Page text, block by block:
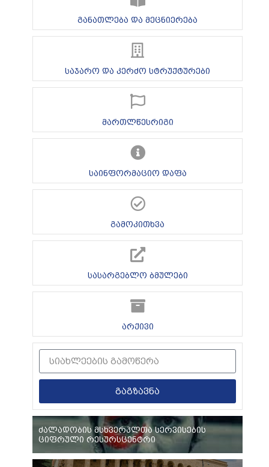
განათლება და მეცნიერება
საჯარო და კერძო სტრუქტურები
მართლწესრიგი
საინფორმაციო დაფა
გამოკითხვა
სასარგებლო ბმულები
არქივი
გაგზავნა
ძალადობის მსხვერპლთა სერვისების
ციფრული რესურსცენტრი